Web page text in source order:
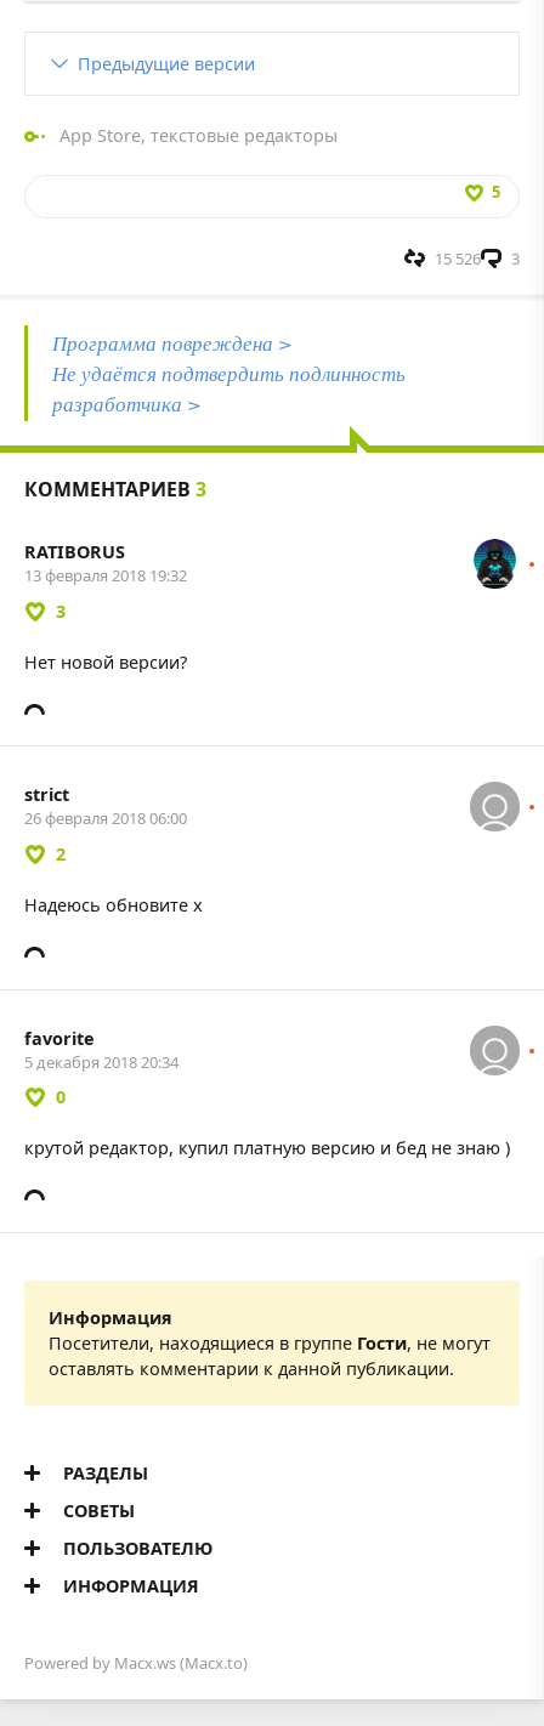
Предыдущие версии
App Store, текстовые редакторы
5
3
15 526
Программа повреждена >
Не удаётся подтвердить подлинность
разработчика >
КОММЕНТАРИЕВ 3
RATIBORUS
13 февраля 2018 19:32
3
Нет новой версии?
strict
26 февраля 2018 06:00
2
Надеюсь обновите x
favorite
5 декабря 2018 20:34
0
крутой редактор, купил платную версию и бед не знаю )
Информация
Посетители, находящиеся в группе Гости, не могут
оставлять комментарии к данной публикации.
РАЗДЕЛЫ
СОВЕТЫ
ПОЛЬЗОВАТЕЛЮ
ИНФОРМАЦИЯ
Powered by Macx.ws(Macx.to)